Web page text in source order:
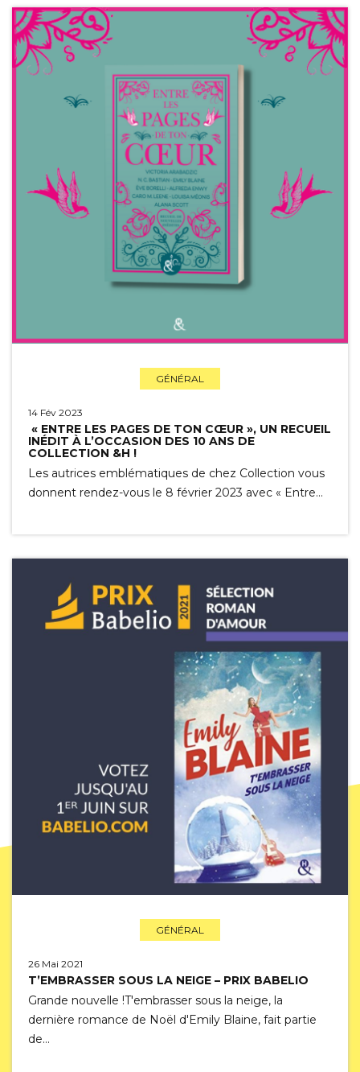
GÉNÉRAL
14 Fév 2023
« ENTRE LES PAGES DE TON CŒUR », UN RECUEIL
INÉDIT À L’OCCASION DES 10 ANS DE
COLLECTION &H !
Les autrices emblématiques de chez Collection vous
donnent rendez-vous le 8 février 2023 avec « Entre…
GÉNÉRAL
26 Mai 2021
T’EMBRASSER SOUS LA NEIGE – PRIX BABELIO
Grande nouvelle !T'embrasser sous la neige, la
dernière romance de Noël d'Emily Blaine, fait partie
de…